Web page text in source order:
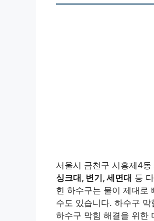
서울시 금천구 시흥제4
싱크대, 변기, 세면대 등
힌 하수구는 물이 제대로
수도 있습니다. 하수구
하수구 막힘 해결을 위한